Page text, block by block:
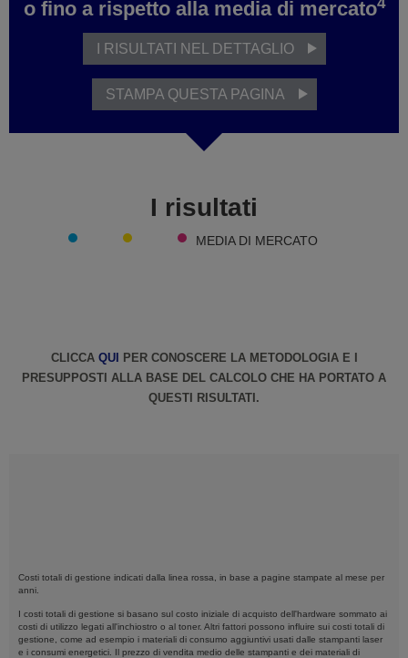
o fino a rispetto alla media di mercato
I RISULTATI NEL DETTAGLIO
STAMPA QUESTA PAGINA
I risultati
MEDIA DI MERCATO
CLICCA QUI
PER CONOSCERE LA METODOLOGIA E I
PRESUPPOSTI ALLA BASE DEL CALCOLO CHE HA PORTATO A
QUESTI RISULTATI.
Costi totali di gestione indicati dalla linea rossa, in base a pagine stampate al mese per
anni.
I costi totali di gestione si basano sul costo iniziale di acquisto dell'hardware sommato ai
costi di utilizzo legati all'inchiostro o al toner. Altri fattori possono influire sui costi totali di
gestione, come ad esempio i materiali di consumo aggiuntivi usati dalle stampanti laser
e i consumi energetici. Il prezzo di vendita medio delle stampanti e dei materiali di